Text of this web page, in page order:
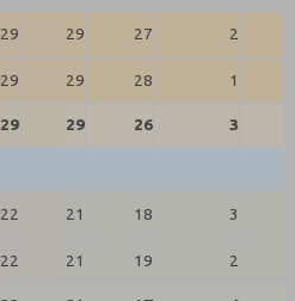
29 29 27 2
29 29 28 1
29 29 26 3
22 21 18 3
22 21 19 2